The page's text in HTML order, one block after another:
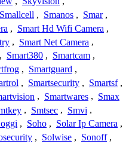
Smallcell , Smanos , Smar ,
, Smart Hd Wifi Camera ,
, Smart Net Camera ,
, Smart380 , Smartcam ,
, Smartguard ,
, Smartsecurity , Smartsf ,
, Smartwares , Smax
, Smtsec , Smvi ,
, Soho , Solar Ip Camera ,
, Solwise , Sonoff ,